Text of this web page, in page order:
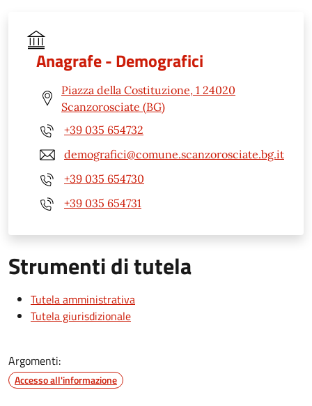
Anagrafe - Demografici
Piazza della Costituzione, 1 24020
Scanzorosciate (BG)
+39 035 654732
demografici@comune.scanzorosciate.bg.it
+39 035 654730
+39 035 654731
Strumenti di tutela
Tutela amministrativa
Tutela giurisdizionale
Argomenti:
Accesso all'informazione